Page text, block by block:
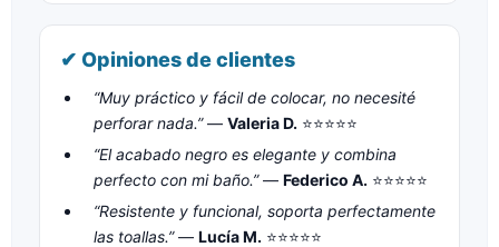
✔ Opiniones de clientes
“Muy práctico y fácil de colocar, no necesité
perforar nada.”— Valeria D. ⭐⭐⭐⭐⭐
“El acabado negro es elegante y combina
perfecto con mi baño.”— Federico A. ⭐⭐⭐⭐⭐
“Resistente y funcional, soporta perfectamente
las toallas.”— Lucía M. ⭐⭐⭐⭐⭐